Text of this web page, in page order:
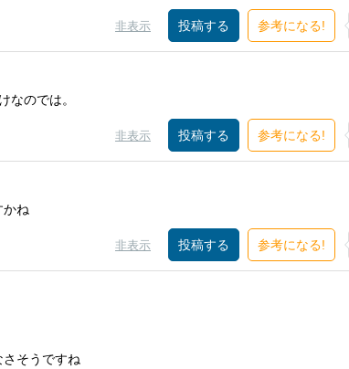
非表示 参考になる!
なのでは。
非表示 参考になる!
かね
非表示 参考になる!
そうですね